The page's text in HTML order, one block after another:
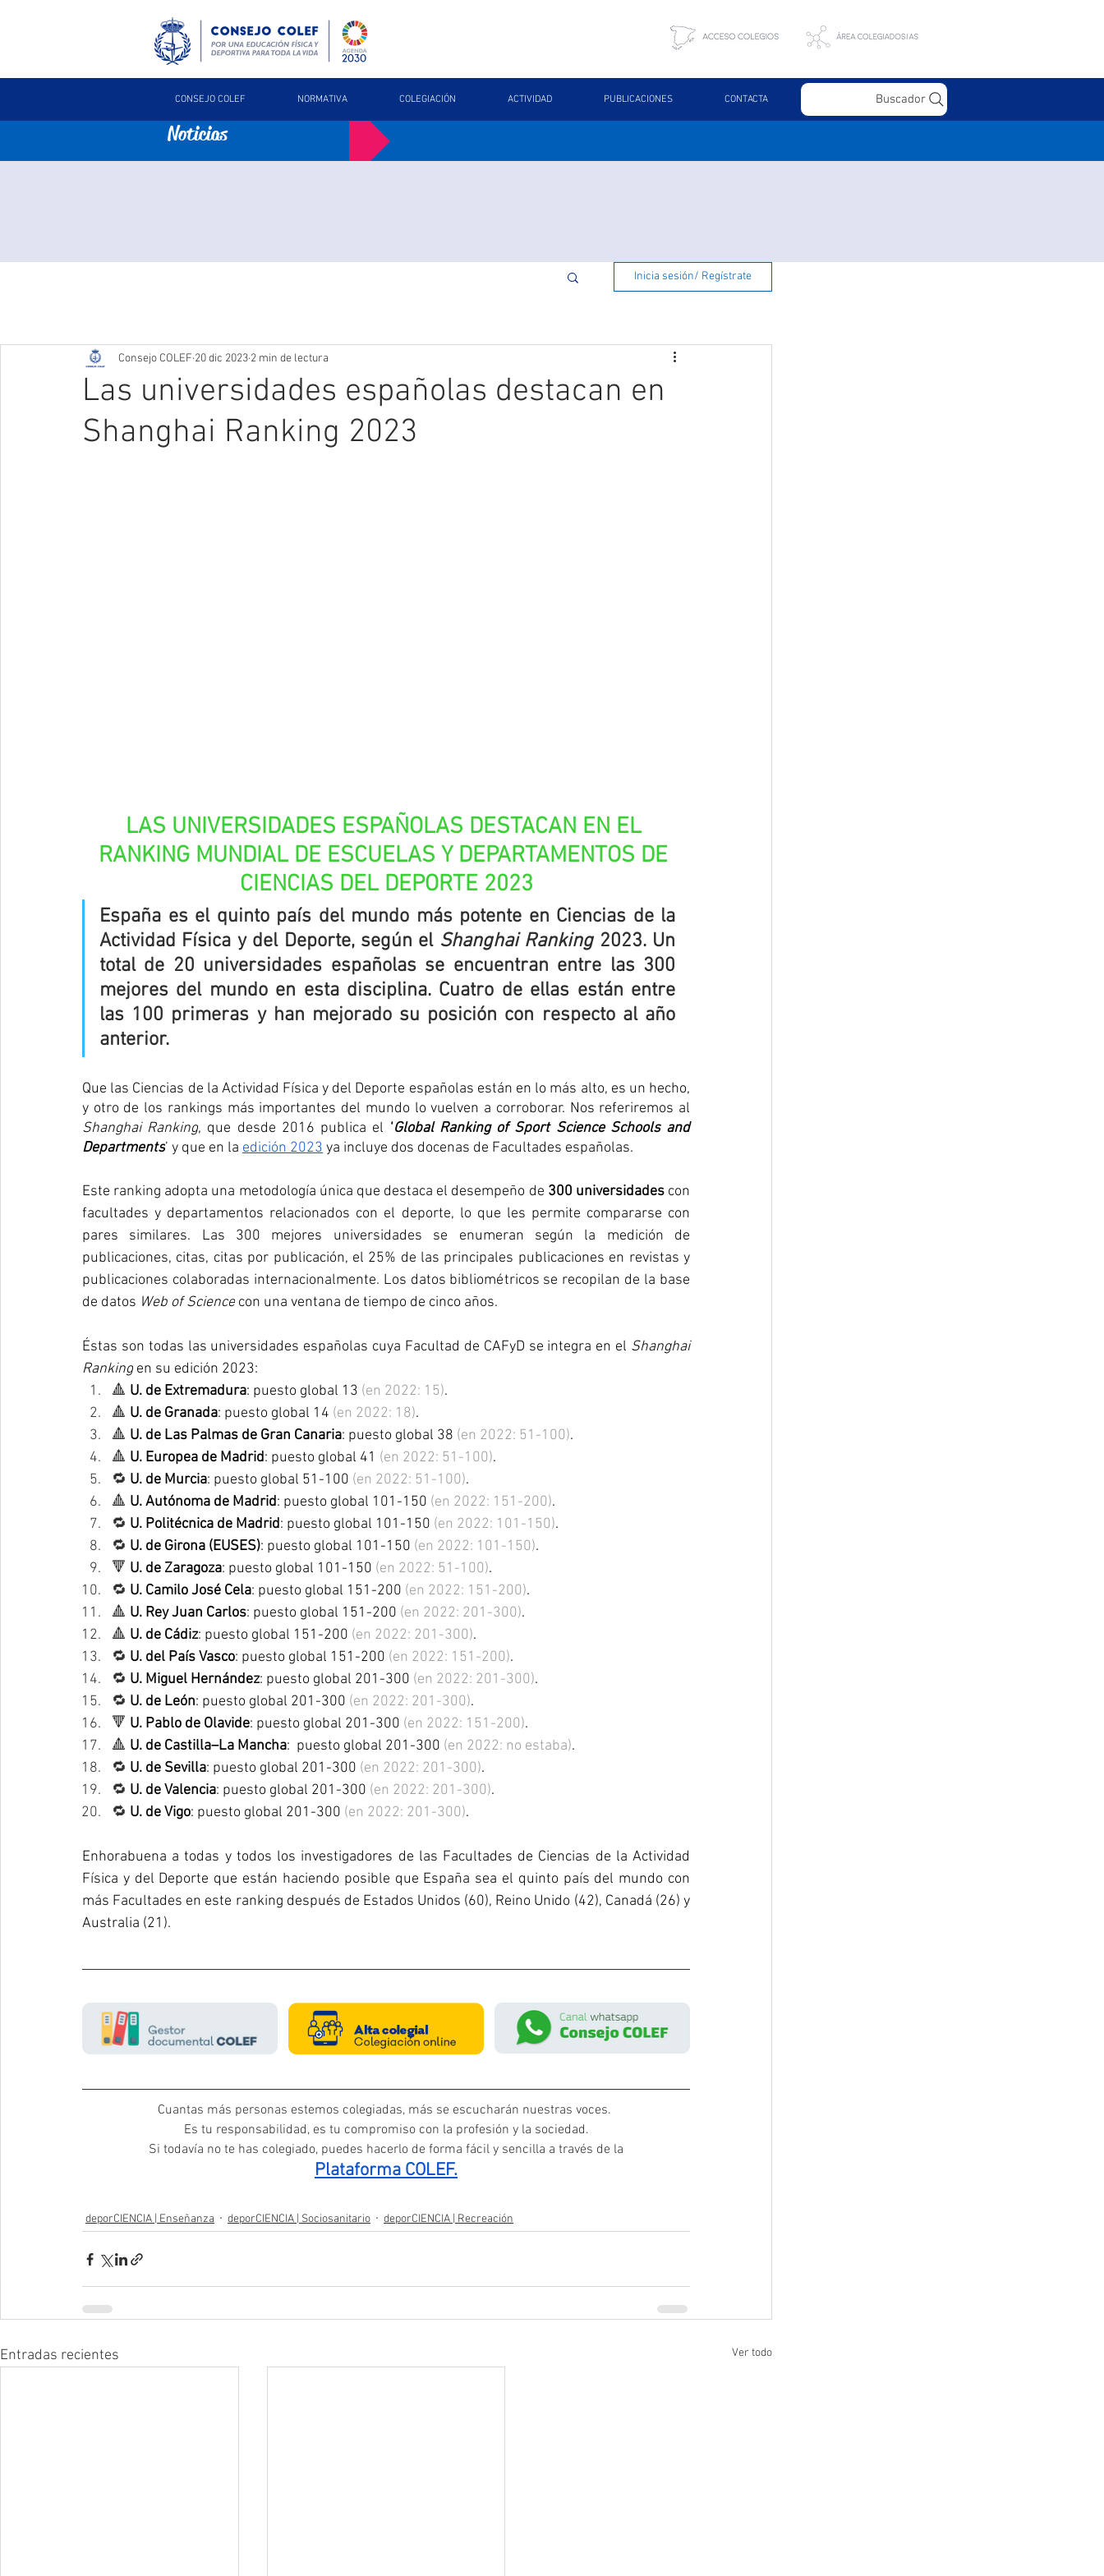
CONSEJO COLEF NORMATIVA COLEGIACIÓN ACTIVIDAD PUBLICACIONES CONTACTA Buscador
Noticias
Inicia sesión/ Regístrate
Las universidades españolas destacan en
Shanghai Ranking 2023
Consejo COLEF 20 dic 2023 2 min de lectura
LAS UNIVERSIDADES ESPAÑOLAS DESTACAN EN EL
RANKING MUNDIAL DE ESCUELAS Y DEPARTAMENTOS DE
CIENCIAS DEL DEPORTE 2023
España es el quinto país del mundo más potente en Ciencias de la
Actividad Física y del Deporte, según el Shanghai Ranking 2023. Un
total de 20 universidades españolas se encuentran entre las 300
mejores del mundo en esta disciplina. Cuatro de ellas están entre
las 100 primeras y han mejorado su posición con respecto al año
anterior.
Que las Ciencias de la Actividad Física y del Deporte españolas están en lo más alto, es un hecho,
Shanghai Ranking, que desde 2016 publica el ‘Global Ranking of Sport Science Schools and
Departments’ y que en la edición 2023 ya incluye dos docenas de Facultades españolas.
Este ranking adopta una metodología única que destaca el desempeño de 300 universidades con
facultades y departamentos relacionados con el deporte, lo que les permite compararse con
pares similares. Las 300 mejores universidades se enumeran según la medición de
publicaciones, citas, citas por publicación, el 25% de las principales publicaciones en revistas y
publicaciones colaboradas internacionalmente. Los datos bibliométricos se recopilan de la base
de datos Web of Science con una ventana de tiempo de cinco años.
Éstas son todas las universidades españolas cuya Facultad de CAFyD se integra en el Shanghai
Ranking en su edición 2023:
🔺 U. de Extremadura: puesto global 13 (en 2022: 15).
🔺 U. de Granada: puesto global 14 (en 2022: 18).
🔺 U. de Las Palmas de Gran Canaria: puesto global 38 (en 2022: 51-100).
🔺 U. Europea de Madrid: puesto global 41 (en 2022: 51-100).
🔁 U. de Murcia: puesto global 51-100 (en 2022: 51-100).
🔺 U. Autónoma de Madrid: puesto global 101-150 (en 2022: 151-200).
🔁 U. Politécnica de Madrid: puesto global 101-150 (en 2022: 101-150).
🔁 U. de Girona (EUSES): puesto global 101-150 (en 2022: 101-150).
🔻 U. de Zaragoza: puesto global 101-150 (en 2022: 51-100).
🔁 U. Camilo José Cela: puesto global 151-200 (en 2022: 151-200).
🔺 U. Rey Juan Carlos: puesto global 151-200 (en 2022: 201-300).
🔺 U. de Cádiz: puesto global 151-200 (en 2022: 201-300).
🔁 U. del País Vasco: puesto global 151-200 (en 2022: 151-200).
🔁 U. Miguel Hernández: puesto global 201-300 (en 2022: 201-300).
🔁 U. de León: puesto global 201-300 (en 2022: 201-300).
🔻 U. Pablo de Olavide: puesto global 201-300 (en 2022: 151-200).
🔺 U. de Castilla–La Mancha:  puesto global 201-300 (en 2022: no estaba).
🔁 U. de Sevilla: puesto global 201-300 (en 2022: 201-300).
🔁 U. de Valencia: puesto global 201-300 (en 2022: 201-300).
🔁 U. de Vigo: puesto global 201-300 (en 2022: 201-300).
Enhorabuena a todas y todos los investigadores de las Facultades de Ciencias de la Actividad
Física y del Deporte que están haciendo posible que España sea el quinto país del mundo con
más Facultades en este ranking después de Estados Unidos (60), Reino Unido (42), Canadá (26) y
Australia (21).
Cuantas más personas estemos colegiadas, más se escucharán nuestras voces.
Es tu responsabilidad, es tu compromiso con la profesión y la sociedad.
Si todavía no te has colegiado, puedes hacerlo de forma fácil y sencilla a través de la
Plataforma COLEF.
deporCIENCIA | Enseñanza deporCIENCIA | Sociosanitario deporCIENCIA | Recreación
Entradas recientes Ver todo